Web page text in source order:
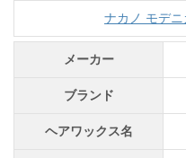
ナカノ モデ
メーカー
ブランド
ヘアワックス名